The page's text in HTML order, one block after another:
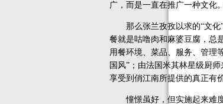
广，而是一直在推广一种文化
那么张兰孜孜以求的“文化”
餐就是咕噜肉和麻婆豆腐，总
用餐环境、菜品、服务、管理
国风”；由法国米其林星级厨
享受到俏江南所提供的真正有
憧憬虽好，但实施起来难度